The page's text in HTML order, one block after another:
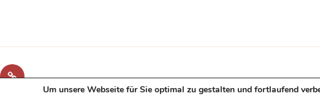
Fuhrpark
Um unsere Webseite für Sie optimal zu gestalten und fortlaufend